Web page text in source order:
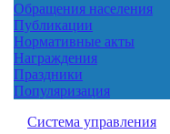
Обращения населения
Публикации
Нормативные акты
Награждения
Праздники
Популяризация
Система управления